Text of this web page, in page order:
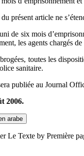
présent article ne
de six mois
les agents chargés
toutes les
sanitaire.
publiée au Journal
2006.
arabe
Le Texte by Première